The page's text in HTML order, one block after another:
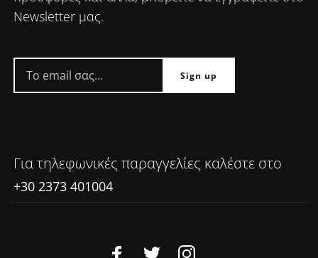
Newsletter μας.
Για τηλεφωνικές παραγγελίες καλέστε στο
+30 2373 401004